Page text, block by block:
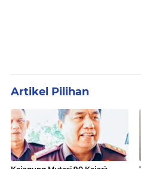
Artikel Pilihan